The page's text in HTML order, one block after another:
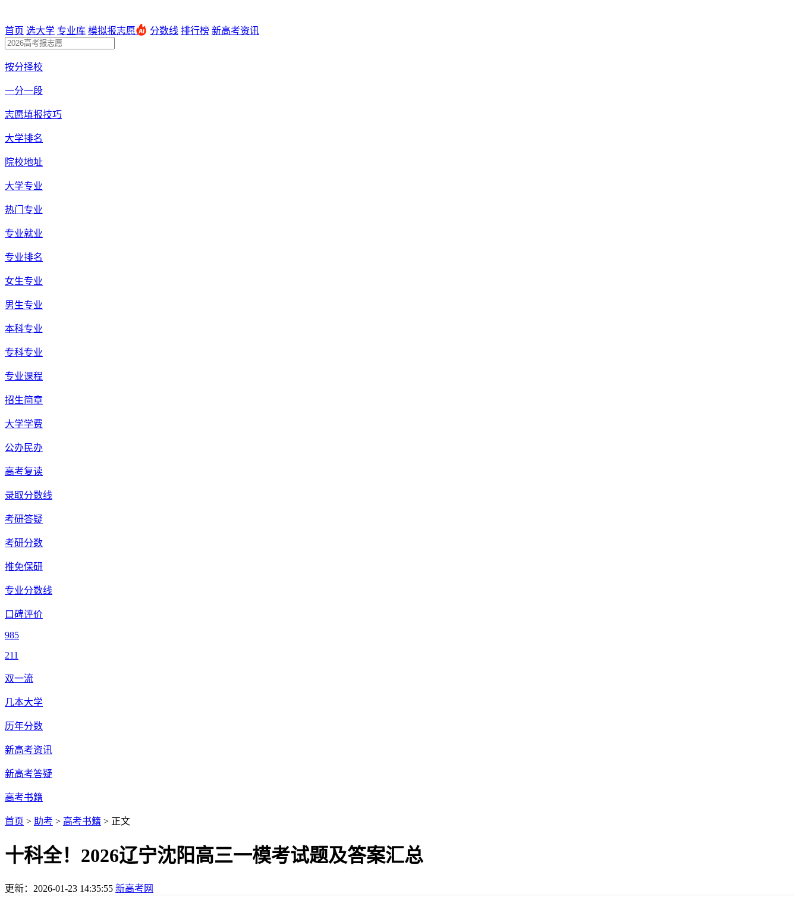
首页 选大学 专业库 模拟报志愿 分数线 排行榜 新高考资讯
按分择校
一分一段
志愿填报技巧
大学排名
院校地址
大学专业
热门专业
专业就业
专业排名
女生专业
男生专业
本科专业
专科专业
专业课程
招生简章
大学学费
公办民办
高考复读
录取分数线
考研答疑
考研分数
推免保研
专业分数线
口碑评价
985
211
双一流
几本大学
历年分数
新高考资讯
新高考答疑
高考书籍
首页 > 助考 > 高考书籍 > 正文
十科全！2026辽宁沈阳高三一模考试题及答案汇总
更新： 2026-01-23 14:35:55 新高考网